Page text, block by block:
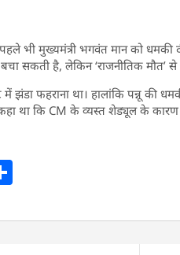
भी मुख्यमंत्री भगवंत मान को धमकी
सकती है, लेकिन ‘राजनीतिक मौत’ से
झंडा फहराना था। हालांकि पन्नू की
था कि CM के व्यस्त शेड्यूल के कारण
ar